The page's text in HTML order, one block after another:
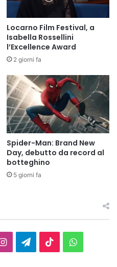
Locarno Film Festival, a
Isabella Rossellini
l’Excellence Award
2 giorni fa
Spider-Man: Brand New
Day, debutto da record al
botteghino
5 giorni fa
InstagramTelegram
TikTok